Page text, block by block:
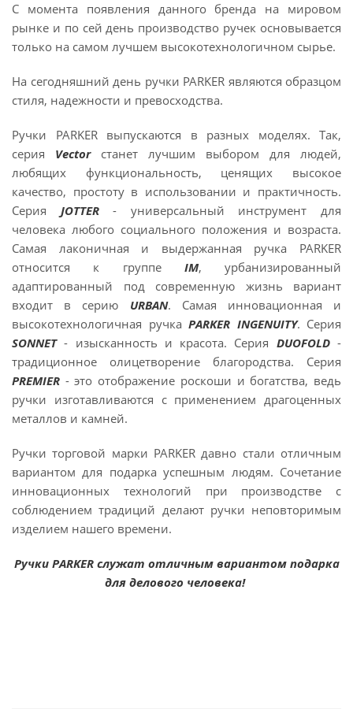
С момента появления данного бренда на мировом
рынке и по сей день производство ручек основывается
только на самом лучшем высокотехнологичном сырье.
На сегодняшний день ручки PARKER являются образцом
стиля, надежности и превосходства.
Ручки PARKER выпускаются в разных моделях. Так,
серия Vectorстанет лучшим выбором для людей,
любящих функциональность, ценящих высокое
качество, простоту в использовании и практичность.
Серия JOTTER- универсальный инструмент для
человека любого социального положения и возраста.
Самая лаконичная и выдержанная ручка PARKER
относится к группе IM, урбанизированный
адаптированный под современную жизнь вариант
входит в серию URBAN. Самая инновационная и
высокотехнологичная ручка PARKER INGENUITY. Серия
SONNET- изысканность и красота. Серия DUOFOLD-
традиционное олицетворение благородства. Серия
PREMIER - это отображение роскоши и богатства, ведь
ручки изготавливаются с применением драгоценных
металлов и камней.
Ручки торговой марки PARKER давно стали отличным
вариантом для подарка успешным людям. Сочетание
инновационных технологий при производстве с
соблюдением традиций делают ручки неповторимым
изделием нашего времени.
Ручки PARKER служат отличным вариантом подарка
для делового человека!